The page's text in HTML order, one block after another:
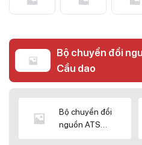
Bộ chuyển đổi
Cầu dao
Bộ chuyển đổi
nguồn ATS